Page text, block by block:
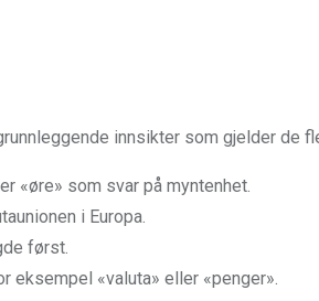
innsikter som gjelder de
«øre» som svar på myntenhet.
i Europa.
først.
eksempel «valuta» eller «penger».